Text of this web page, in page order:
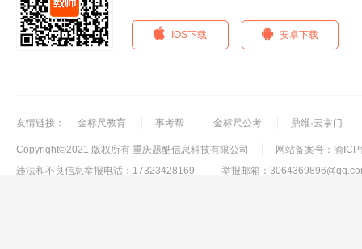
IOS下载 安卓下载
友情链接： 金标尺教育 事考帮 金标尺公考 鼎维·云掌门
Copyright©2021 版权所有 重庆题酷信息科技有限公司
网站备案号：渝
违法和不良信息举报电话：17323428169
举报邮箱：